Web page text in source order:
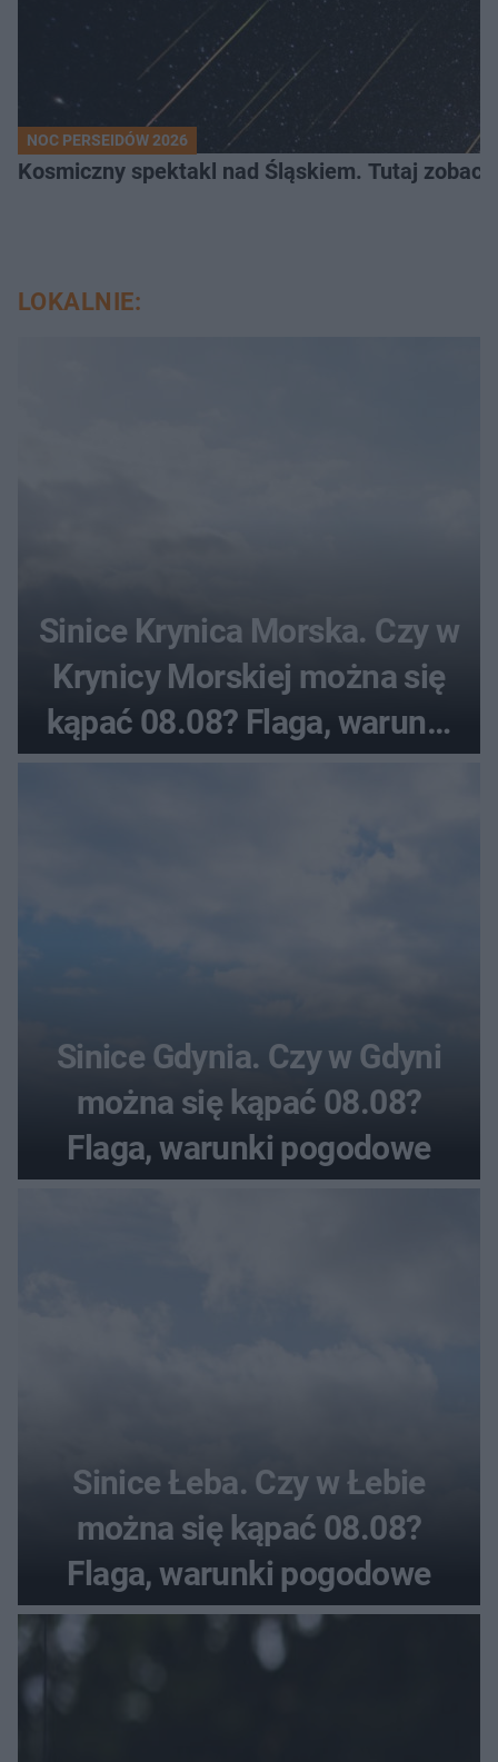
NOC PERSEIDÓW 2026
Kosmiczny spektakl nad Śląskiem. Tutaj
LOKALNIE:
Sinice Krynica Morska. Czy w
Krynicy Morskiej można się
kąpać 08.08? Flaga, warunki
pogodowe
Sinice Gdynia. Czy w Gdyni
można się kąpać 08.08?
Flaga, warunki pogodowe
Sinice Łeba. Czy w Łebie
można się kąpać 08.08?
Flaga, warunki pogodowe